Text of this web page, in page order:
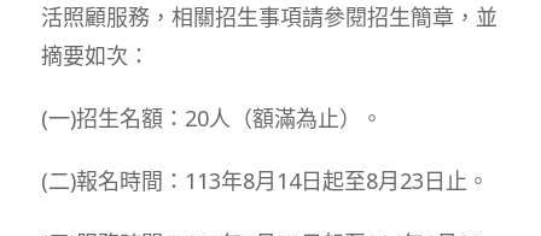
活照顧服務，相關招生事項請參閱招生簡章，並
摘要如次：
(一)招生名額：20人（額滿為止）。
(二)報名時間：113年8月14日起至8月23日止。